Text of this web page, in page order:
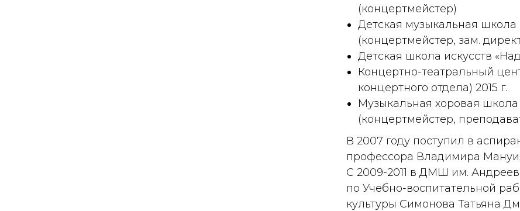
(концертмейстер)
Детская музыкальная школа
(концертмейстер, зам.
Детская школа искусств
Концертно-театральный
концертного отдела) 2015 г.
Музыкальная хоровая школа
(концертмейстер,
В 2007 году поступил в
профессора Владимира
С 2009-2011 в ДМШ им.
по Учебно-воспитательной
культуры Симонова Татьяна